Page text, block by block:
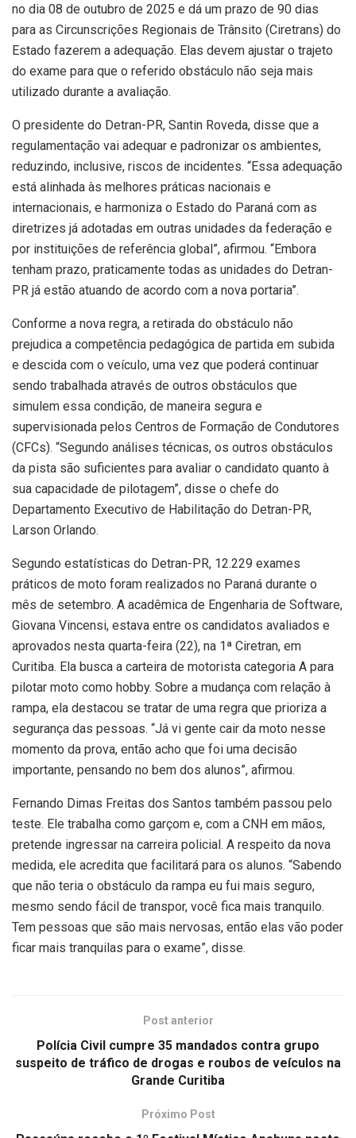
no dia 08 de outubro de 2025 e dá um prazo de 90 dias
para as Circunscrições Regionais de Trânsito (Ciretrans) do
Estado fazerem a adequação. Elas devem ajustar o trajeto
do exame para que o referido obstáculo não seja mais
utilizado durante a avaliação.
O presidente do Detran-PR, Santin Roveda, disse que a
regulamentação vai adequar e padronizar os ambientes,
reduzindo, inclusive, riscos de incidentes. “Essa adequação
está alinhada às melhores práticas nacionais e
internacionais, e harmoniza o Estado do Paraná com as
diretrizes já adotadas em outras unidades da federação e
por instituições de referência global”, afirmou. “Embora
tenham prazo, praticamente todas as unidades do Detran-
PR já estão atuando de acordo com a nova portaria”.
Conforme a nova regra, a retirada do obstáculo não
prejudica a competência pedagógica de partida em subida
e descida com o veículo, uma vez que poderá continuar
sendo trabalhada através de outros obstáculos que
simulem essa condição, de maneira segura e
supervisionada pelos Centros de Formação de Condutores
(CFCs). “Segundo análises técnicas, os outros obstáculos
da pista são suficientes para avaliar o candidato quanto à
sua capacidade de pilotagem”, disse o chefe do
Departamento Executivo de Habilitação do Detran-PR,
Larson Orlando.
Segundo estatísticas do Detran-PR, 12.229 exames
práticos de moto foram realizados no Paraná durante o
mês de setembro. A acadêmica de Engenharia de Software,
Giovana Vincensi, estava entre os candidatos avaliados e
aprovados nesta quarta-feira (22), na 1ª Ciretran, em
Curitiba. Ela busca a carteira de motorista categoria A para
pilotar moto como hobby. Sobre a mudança com relação à
rampa, ela destacou se tratar de uma regra que prioriza a
segurança das pessoas. “Já vi gente cair da moto nesse
momento da prova, então acho que foi uma decisão
importante, pensando no bem dos alunos”, afirmou.
Fernando Dimas Freitas dos Santos também passou pelo
teste. Ele trabalha como garçom e, com a CNH em mãos,
pretende ingressar na carreira policial. A respeito da nova
medida, ele acredita que facilitará para os alunos. “Sabendo
que não teria o obstáculo da rampa eu fui mais seguro,
mesmo sendo fácil de transpor, você fica mais tranquilo.
Tem pessoas que são mais nervosas, então elas vão poder
ficar mais tranquilas para o exame”, disse.
Post anterior
Polícia Civil cumpre 35 mandados contra grupo
suspeito de tráfico de drogas e roubos de veículos na
Grande Curitiba
Próximo Post